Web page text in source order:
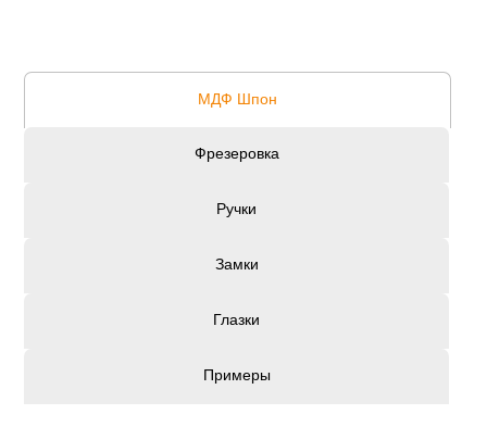
МДФ Шпон
Фрезеровка
Ручки
Замки
Глазки
Примеры